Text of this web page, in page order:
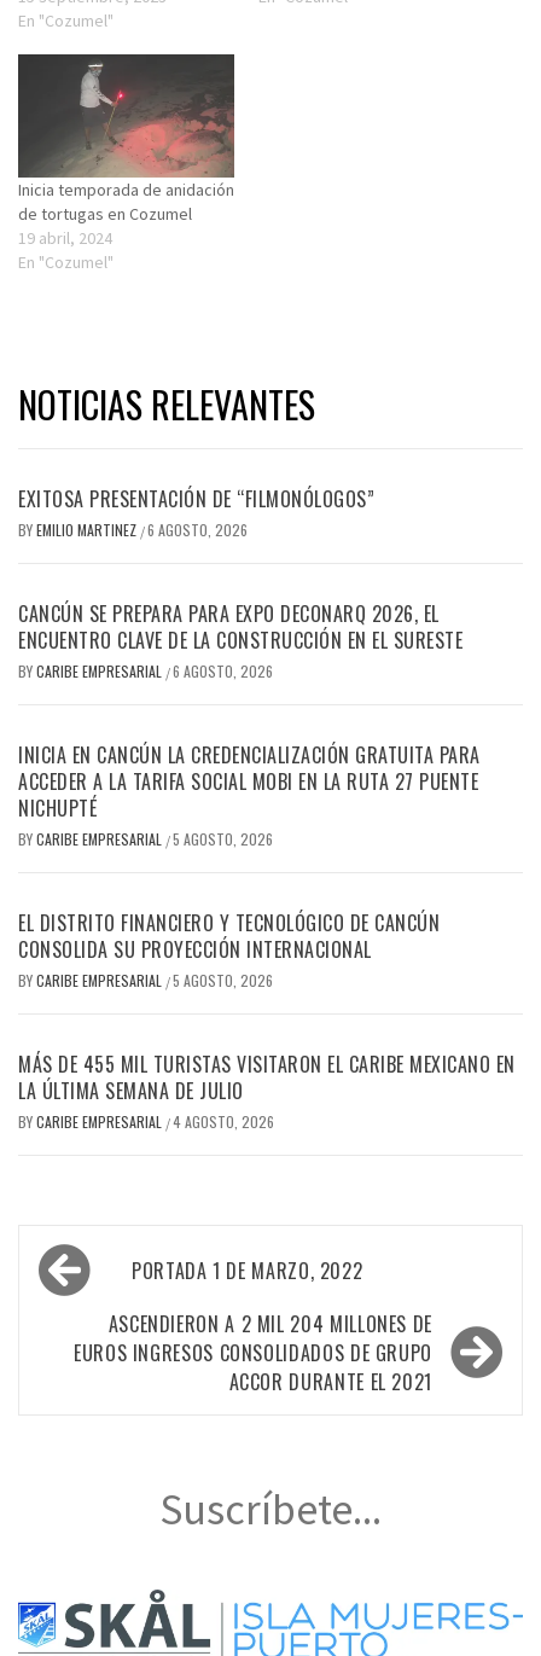
En "Cozumel"
Inicia temporada de anidación
de tortugas en Cozumel
19 abril, 2024
En "Cozumel"
NOTICIAS RELEVANTES
EXITOSA PRESENTACIÓN DE “FILMONÓLOGOS”
BYEMILIO MARTINEZ /6 AGOSTO, 2026
CANCÚN SE PREPARA PARA EXPO DECONARQ 2026, EL
ENCUENTRO CLAVE DE LA CONSTRUCCIÓN EN EL SURESTE
BYCARIBE EMPRESARIAL /6 AGOSTO, 2026
INICIA EN CANCÚN LA CREDENCIALIZACIÓN GRATUITA PARA
ACCEDER A LA TARIFA SOCIAL MOBI EN LA RUTA 27 PUENTE
NICHUPTÉ
BYCARIBE EMPRESARIAL /5 AGOSTO, 2026
EL DISTRITO FINANCIERO Y TECNOLÓGICO DE CANCÚN
CONSOLIDA SU PROYECCIÓN INTERNACIONAL
BYCARIBE EMPRESARIAL /5 AGOSTO, 2026
MÁS DE 455 MIL TURISTAS VISITARON EL CARIBE MEXICANO EN
LA ÚLTIMA SEMANA DE JULIO
BYCARIBE EMPRESARIAL /4 AGOSTO, 2026
Navegación
de
entradas
PORTADA 1 DE MARZO, 2022
ASCENDIERON A 2 MIL 204 MILLONES DE
EUROS INGRESOS CONSOLIDADOS DE GRUPO
ACCOR DURANTE EL 2021
Suscríbete...